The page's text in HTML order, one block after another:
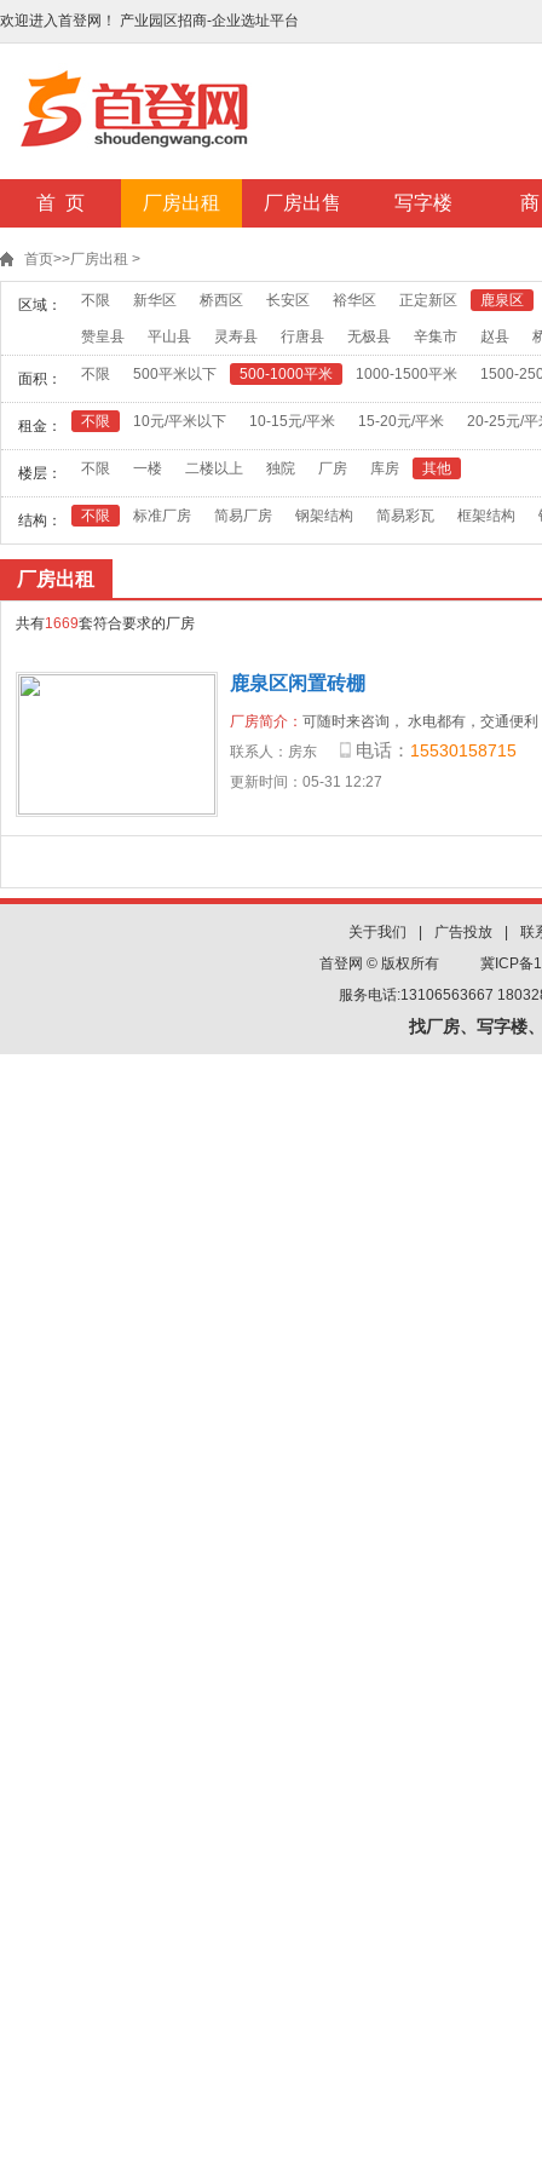
欢迎进入首登网！ 产业园区招商-企业选址平台
首 页 厂房出租 厂房出售 写字楼
首页>>厂房出租 >
区域： 不限 新华区 桥西区 长安区 裕华区 正定新区 鹿泉区
赞皇县 平山县 灵寿县 行唐县 无极县 辛集市 赵县
面积： 不限 500平米以下 500-1000平米 1000-1500平米 1500-
租金： 不限 10元/平米以下 10-15元/平米 15-20元/平米 20-25元/平
楼层： 不限 一楼 二楼以上 独院 厂房 库房 其他
结构： 不限 标准厂房 简易厂房 钢架结构 简易彩瓦 框架结构
厂房出租
共有1669套符合要求的厂房
鹿泉区闲置砖棚
厂房简介： 可随时来咨询， 水电都有，交通便利
联系人： 房东 电话： 15530158715
更新时间：05-31 12:27
关于我们 广告投放
联
首登网 © 版权所有
冀ICP备
服务电话:13106563667
找厂房、写字楼